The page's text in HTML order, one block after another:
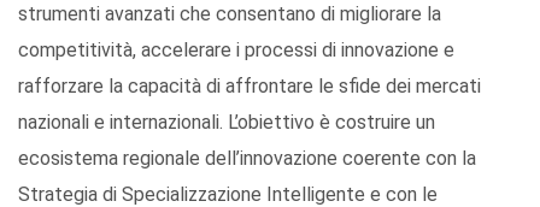
strumenti avanzati che consentano di migliorare la
competitività, accelerare i processi di innovazione e
rafforzare la capacità di affrontare le sfide dei mercati
nazionali e internazionali. L’obiettivo è costruire un
ecosistema regionale dell’innovazione coerente con la
Strategia di Specializzazione Intelligente e con le